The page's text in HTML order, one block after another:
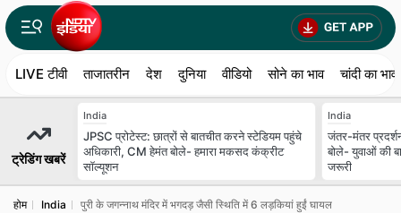
LIVE टीवी ताजातरीन देश दुनिया वीडियो सोने का भाव चांदी का भाव
ट्रेडिंग खबरें
India
JPSC प्रोटेस्ट: छात्रों से बातचीत करने स्टेडियम पहुंचे
अधिकारी, CM हेमंत बोले- हमारा मकसद कंक्रीट
सॉल्यूशन
India
जंतर-मंतर
बोले- युवाओं की
जरूरी
होम India पुरी के जगन्नाथ मंदिर में भगदड़ जैसी स्थिति में 6 लड़कियां हुईं घायल